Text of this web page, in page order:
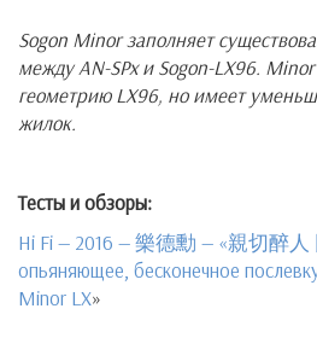
Sogon Minor заполняет
между AN-SPx и Sogon-LX96.
геометрию LX96, но имеет
жилок.
Тесты и обзоры:
Hi Fi — 2016 — 樂德勳 — «親切醉
опьяняющее, бесконечное
Minor LX»